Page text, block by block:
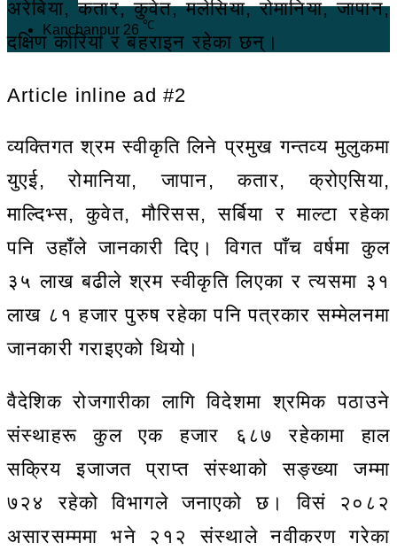
Kanchanpur 26 ℃
अरेबिया, कतार, कुवेत, मलेसिया, रोमानिया, जापान,
दक्षिण कोरिया र बहराइन रहेका छन्।
Article inline ad #2
व्यक्तिगत श्रम स्वीकृति लिने प्रमुख गन्तव्य मुलुकमा
युएई, रोमानिया, जापान, कतार, क्रोएसिया,
माल्दिभ्स, कुवेत, मौरिसस, सर्बिया र माल्टा रहेका
पनि उहाँले जानकारी दिए। विगत पाँच वर्षमा कुल
३५ लाख बढीले श्रम स्वीकृति लिएका र त्यसमा ३१
लाख ८१ हजार पुरुष रहेका पनि पत्रकार सम्मेलनमा
जानकारी गराइएको थियो।
वैदेशिक रोजगारीका लागि विदेशमा श्रमिक पठाउने
संस्थाहरू कुल एक हजार ६८७ रहेकामा हाल
सक्रिय इजाजत प्राप्त संस्थाको सङ्ख्या जम्मा
७२४ रहेको विभागले जनाएको छ। विसं २०८२
असारसम्ममा भने २१२ संस्थाले नवीकरण गरेका